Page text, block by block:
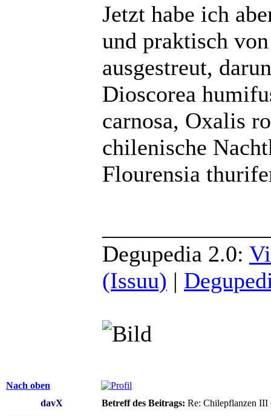
Jetzt habe ich
und praktisch
ausgestreut,
Dioscorea
carnosa, Oxalis
chilenische
Flourensia
Degupedia 2.0:
(Issuu) |
Nach oben
davX
Betreff des Beitrags: Re: Chilepflanzen